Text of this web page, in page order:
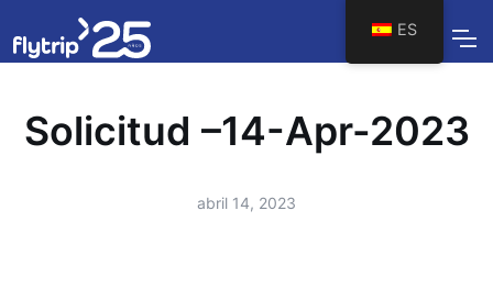
Solicitud –14-Apr-2023
abril 14, 2023
ES